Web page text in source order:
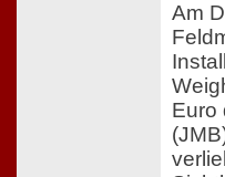
Am
Euro